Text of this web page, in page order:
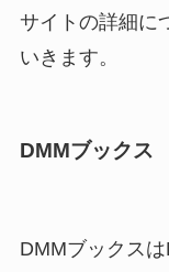
サイトの詳細に
いきます。
DMMブックス
DMMブックス